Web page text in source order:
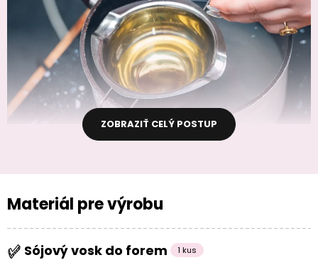
ZOBRAZIŤ CELÝ POSTUP
Materiál pre výrobu
Sójový vosk do forem 1 kus